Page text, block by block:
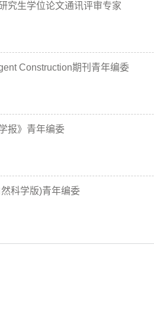
究生学位论文通讯评审专家
Construction期刊青年编委
报》青年编委
科学版)青年编委